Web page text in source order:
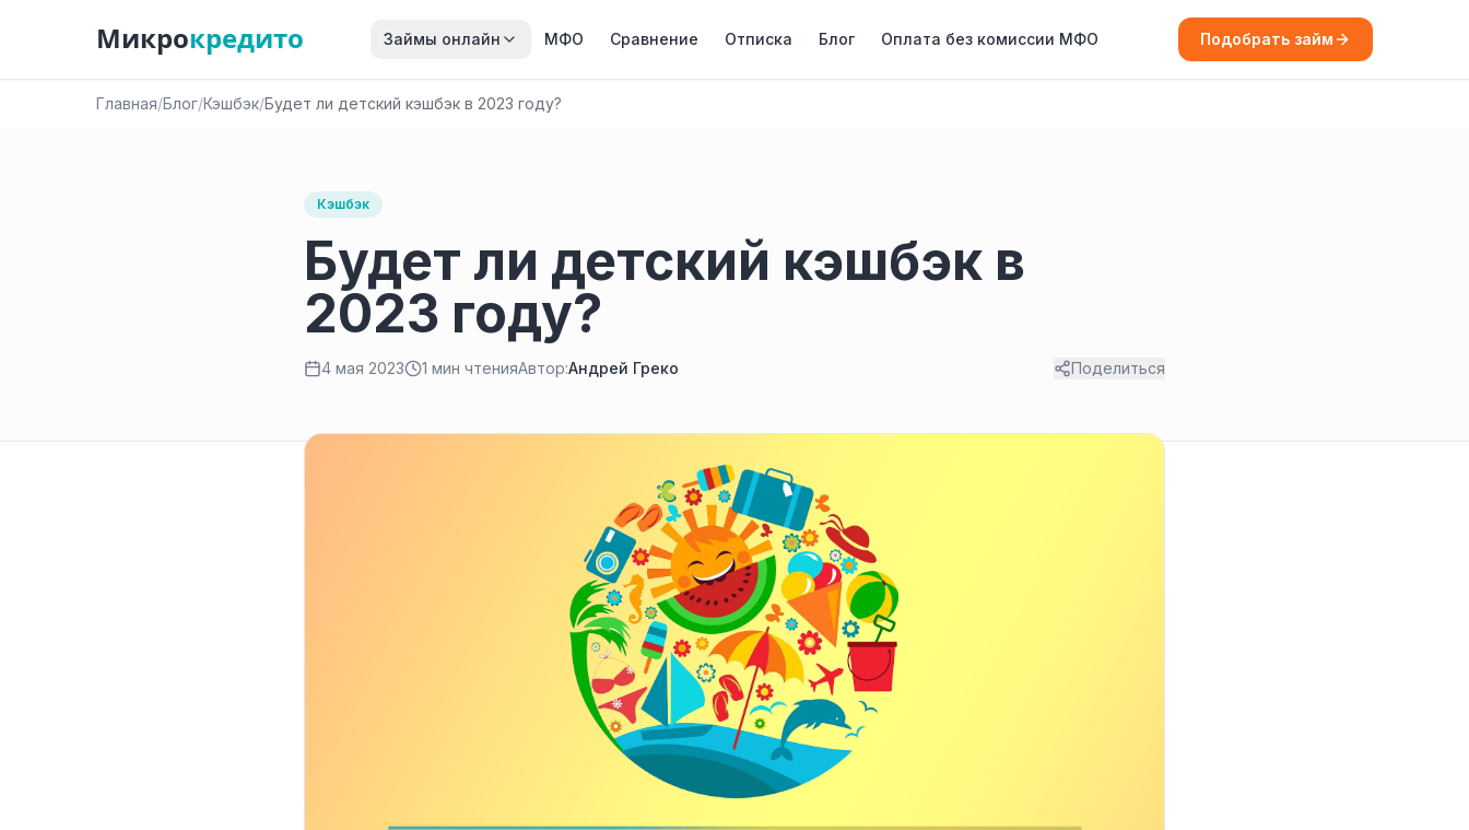
Микрокредито Займы онлайн МФО Сравнение Отписка Блог Оплата без комиссии МФО Подобрать займ
Главная/Блог/Кэшбэк/Будет ли детский кэшбэк в 2023 году?
Кэшбэк
Будет ли детский кэшбэк в
2023 году?
4 мая 2023 1 мин чтенияАвтор:Андрей Греко Поделиться